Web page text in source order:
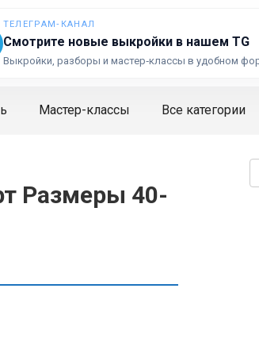
ТЕЛЕГРАМ‑КАНАЛ
Смотрите новые выкройки в нашем TG
Выкройки, разборы и мастер‑классы в удобном
Мастер-классы Все категории
Размеры 40-